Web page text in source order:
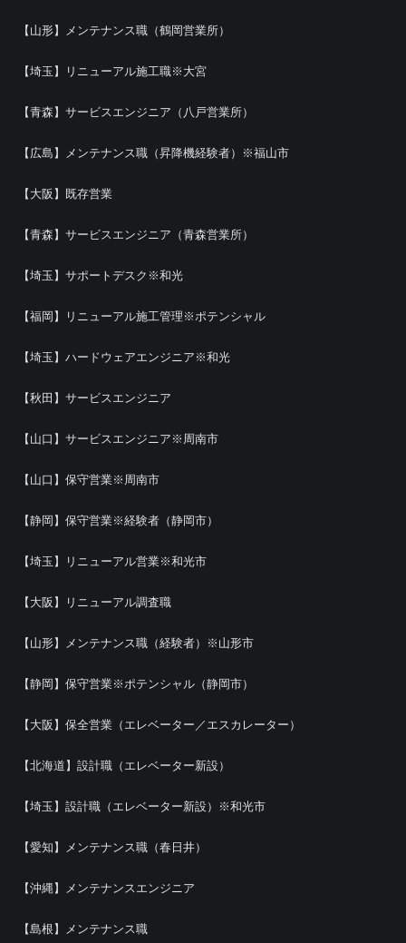
【山形】メンテナンス職（鶴岡営業所）
【埼玉】リニューアル施工職※大宮
【青森】サービスエンジニア（八戸営業所）
【広島】メンテナンス職（昇降機経験者）※福山市
【大阪】既存営業
【青森】サービスエンジニア（青森営業所）
【埼玉】サポートデスク※和光
【福岡】リニューアル施工管理※ポテンシャル
【埼玉】ハードウェアエンジニア※和光
【秋田】サービスエンジニア
【山口】サービスエンジニア※周南市
【山口】保守営業※周南市
【静岡】保守営業※経験者（静岡市）
【埼玉】リニューアル営業※和光市
【大阪】リニューアル調査職
【山形】メンテナンス職（経験者）※山形市
【静岡】保守営業※ポテンシャル（静岡市）
【大阪】保全営業（エレベーター／エスカレーター）
【北海道】設計職（エレベーター新設）
【埼玉】設計職（エレベーター新設）※和光市
【愛知】メンテナンス職（春日井）
【沖縄】メンテナンスエンジニア
【島根】メンテナンス職